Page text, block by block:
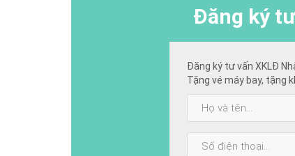
Đăng ký
Đăng ký tư vấn XKLĐ
Tặng vé máy bay, tặng